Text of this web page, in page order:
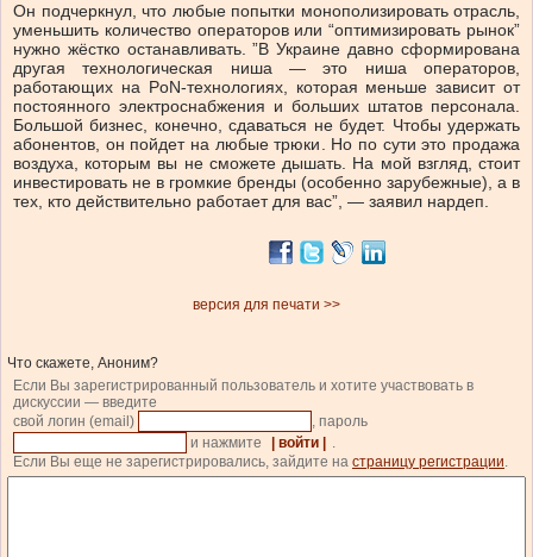
Он подчеркнул, что любые попытки монополизировать отрасль,
уменьшить количество операторов или “оптимизировать рынок”
нужно жёстко останавливать. ”В Украине давно сформирована
другая технологическая ниша — это ниша операторов,
работающих на PoN-технологиях, которая меньше зависит от
постоянного электроснабжения и больших штатов персонала.
Большой бизнес, конечно, сдаваться не будет. Чтобы удержать
абонентов, он пойдет на любые трюки. Но по сути это продажа
воздуха, которым вы не сможете дышать. На мой взгляд, стоит
инвестировать не в громкие бренды (особенно зарубежные), а в
тех, кто действительно работает для вас”, — заявил нардеп.
версия для печати >>
Что скажете, Аноним?
Если Вы зарегистрированный пользователь и хотите участвовать в
дискуссии — введите
свой логин (email)
, пароль
и нажмите
| войти |
.
Если Вы еще не зарегистрировались, зайдите на страницу регистрации.